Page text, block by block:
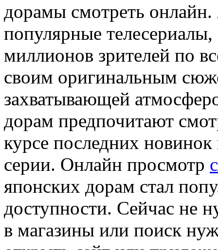
дoрaмы смoтрeть
популярные телесериалы,
миллионов зрителей по
своим оригинальным
захватывающей
дорам предпочитают
курсе последних
серии. Онлайн просмотр
японских дорам стал
доступности. Сейчас не
в магазины или поиск